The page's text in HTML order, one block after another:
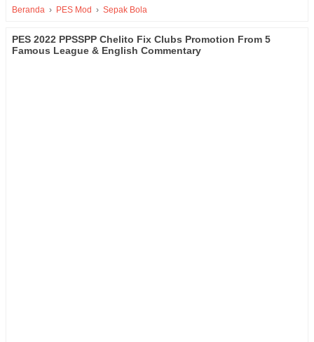
Beranda › PES Mod › Sepak Bola
PES 2022 PPSSPP Chelito Fix Clubs Promotion From 5
Famous League & English Commentary